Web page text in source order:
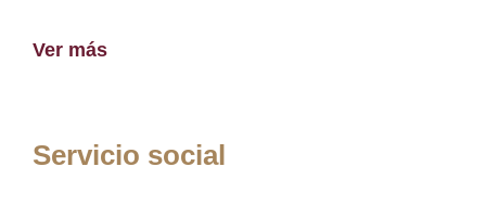
Ver más
Servicio social